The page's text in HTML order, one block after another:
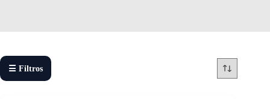
☰ Filtros